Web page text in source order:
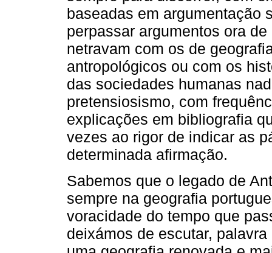
baseadas em argumentação
perpassar argumentos ora
netravam com os de
antropológicos ou com os
das sociedades humanas
pretensiosismo, com
explicações em bibliografia
vezes ao rigor de indicar as
determinada afirmação.
Sabemos que o legado de
sempre na geografia
voracidade do tempo que
deixámos de escutar,